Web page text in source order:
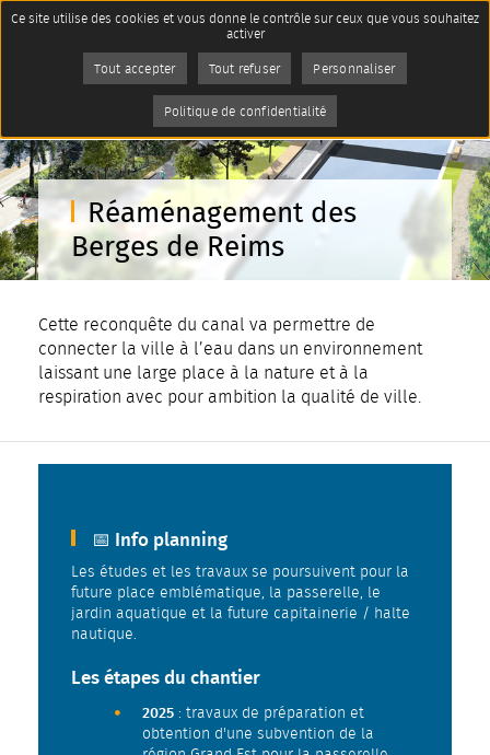
Accueil
Grands projets
Réaménagement des Berges de
Imprimer
AddToAny (share) est désactivé.
Réaménagement des
Berges de Reims
Cette reconquête du canal va permettre de
connecter la ville à l’eau dans un environnement
laissant une large place à la nature et à la
respiration avec pour ambition la qualité de ville.
📅 Info planning
Les études et les travaux se poursuivent pour la
future place emblématique, la passerelle, le
jardin aquatique et la future capitainerie / halte
nautique.
Les étapes du chantier
2025 : travaux de préparation et
obtention d'une subvention de la
Panneau de gestion des cookies
Ce site utilise des cookies et vous donne le contrôle sur ceux que vous souhaitez
activer
Tout accepter Tout refuser Personnaliser
Politique de confidentialité